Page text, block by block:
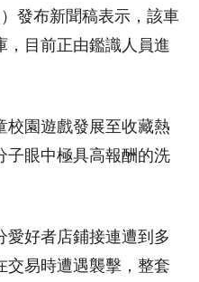
發布新聞稿表示，該車
，目前正由鑑識人員進
校園遊戲發展至收藏熱
子眼中極具高報酬的洗
愛好者店鋪接連遭到多
交易時遭遇襲擊，整套